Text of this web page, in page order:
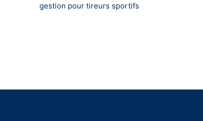
gestion pour tireurs sportifs